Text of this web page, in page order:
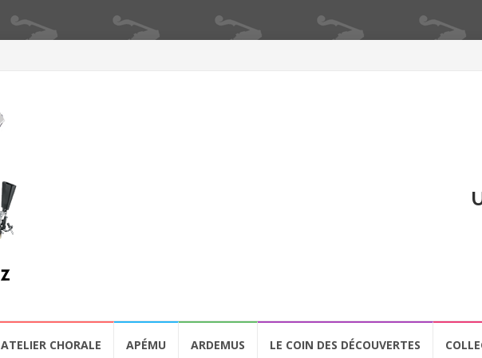
ATELIER CHORALE APÉMU ARDEMUS LE COIN DES DÉCOUVERTES